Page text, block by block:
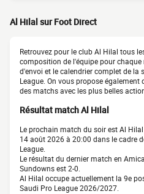
Al Hilal sur Foot Direct
Retrouvez pour le club Al Hilal tous
composition de l'équipe pour
d'envoi et le calendrier complet de
League. On vous propose
des matchs avec les plus belles
Résultat match Al Hilal
Le prochain match du soir est Al
14 août 2026 à 20:00 dans le cadre
League.
Le résultat du dernier match en
Sundowns est 2-0.
Al Hilal occupe actuellement la 9e
Saudi Pro League 2026/2027.